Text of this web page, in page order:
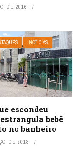
DE 2016
NOTÍCIAS
escondeu
bebê
no banheiro
DE 2018